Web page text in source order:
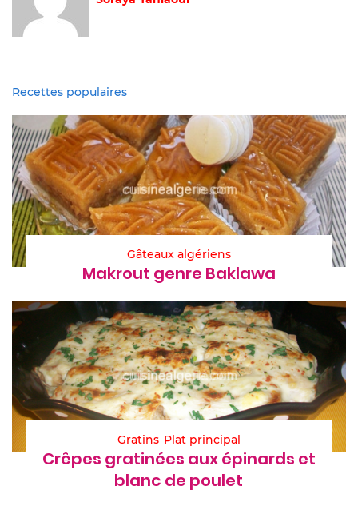
Recettes populaires
Gâteaux algériens
Makrout genre Baklawa
Gratins Plat principal
Crêpes gratinées aux épinards et
blanc de poulet